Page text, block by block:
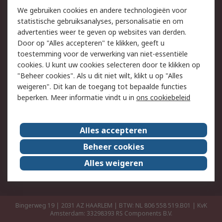
Track & Trace
Wettelijk
Cookiebeleid
Email veiligheid
Privacybeleid
Websitevoorwaarden
Algemene
verkoopvoorwaarden
Over RS
RS Group
Over ons
RS wereldwijd
Werken bij RS
ESG
Bingerweg 19 | 2031 AZ HAARLEM | BTW: NL 806 558 519.B01 | KvK
Amsterdam: 33298393 RS Components B.V.
We gebruiken cookies en andere technologieën voor
statistische gebruiksanalyses, personalisatie en om
advertenties weer te geven op websites van derden.
Door op "Alles accepteren" te klikken, geeft u
toestemming voor de verwerking van niet-essentiële
cookies. U kunt uw cookies selecteren door te klikken op
"Beheer cookies". Als u dit niet wilt, klikt u op "Alles
weigeren". Dit kan de toegang tot bepaalde functies
beperken. Meer informatie vindt u in ons cookiebeleid
Alles accepteren
Beheer cookies
Alles weigeren